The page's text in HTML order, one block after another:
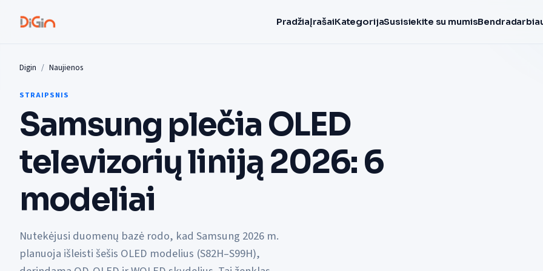
PradžiaĮrašaiKategorijaSusisiekite su mumis
Digin Naujienos
STRAIPSNIS
Samsung plečia OLED
televizorių liniją 2026: 6
modeliai
Nutekėjusi duomenų bazė rodo, kad Samsung 2026 m.
planuoja išleisti šešis OLED modelius (S82H–S99H),